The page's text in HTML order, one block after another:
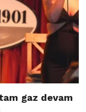
gaz devam